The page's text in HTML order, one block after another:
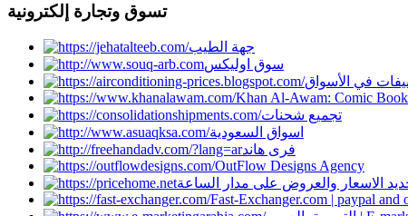
تسوق وتجارة إلكترونية
جهة الطيب
سوق اوليكس
في الأسواق
Khan Al-Awam: Comic
تجميع شحنات
اسواق السعودية
فرى هاند
OutFlow Designs Agency
الاسعار والعروض على مدار الساعة
Fast-Exchanger.com | paypal and